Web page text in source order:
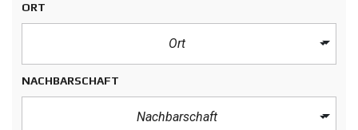
ORT
Ort
NACHBARSCHAFT
Nachbarschaft